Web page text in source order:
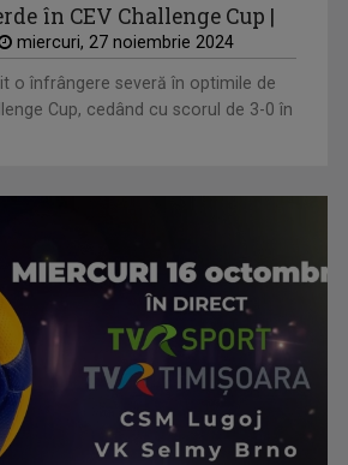
în CEV Challenge Cup |
miercuri, 27 noiembrie 2024
o înfrângere severă în optimile de
Cup, cedând cu scorul de 3-0 în